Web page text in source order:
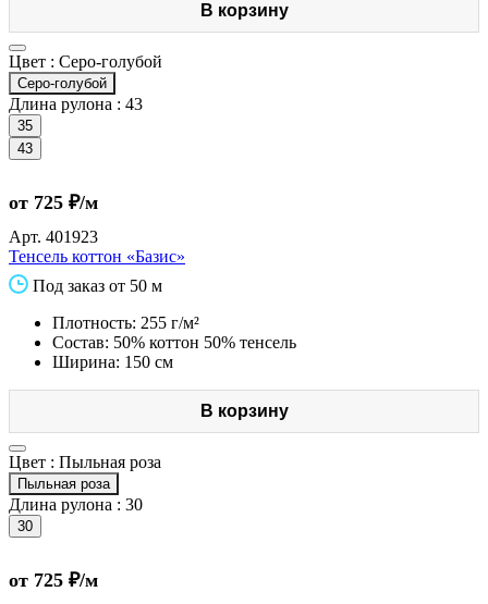
В корзину
Цвет : Серо-голубой
Серо-голубой
Длина рулона : 43
35
43
от 725 ₽/м
Арт. 401923
Тенсель коттон «Базис»
Под заказ от 50 м
Плотность: 255 г/м²
Состав: 50% коттон 50% тенсель
Ширина: 150 см
В корзину
Цвет : Пыльная роза
Пыльная роза
Длина рулона : 30
30
от 725 ₽/м